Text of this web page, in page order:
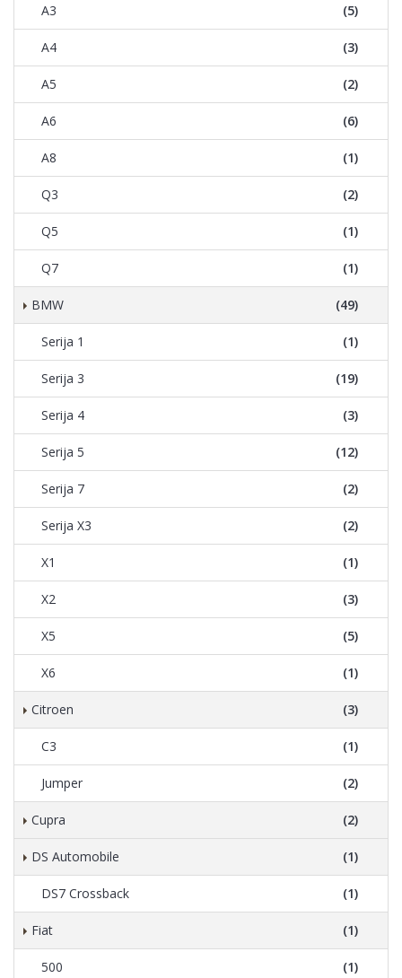
A3 (5)
A4 (3)
A5 (2)
A6 (6)
A8 (1)
Q3 (2)
Q5 (1)
Q7 (1)
BMW (49)
Serija 1 (1)
Serija 3 (19)
Serija 4 (3)
Serija 5 (12)
Serija 7 (2)
Serija X3 (2)
X1 (1)
X2 (3)
X5 (5)
X6 (1)
Citroen (3)
C3 (1)
Jumper (2)
Cupra (2)
DS Automobile (1)
DS7 Crossback (1)
Fiat (1)
500 (1)